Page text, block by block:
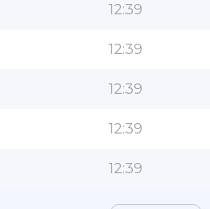
12:39
12:39
12:39
12:39
12:39
الشهير لنمط الحياة ، مع ميزات